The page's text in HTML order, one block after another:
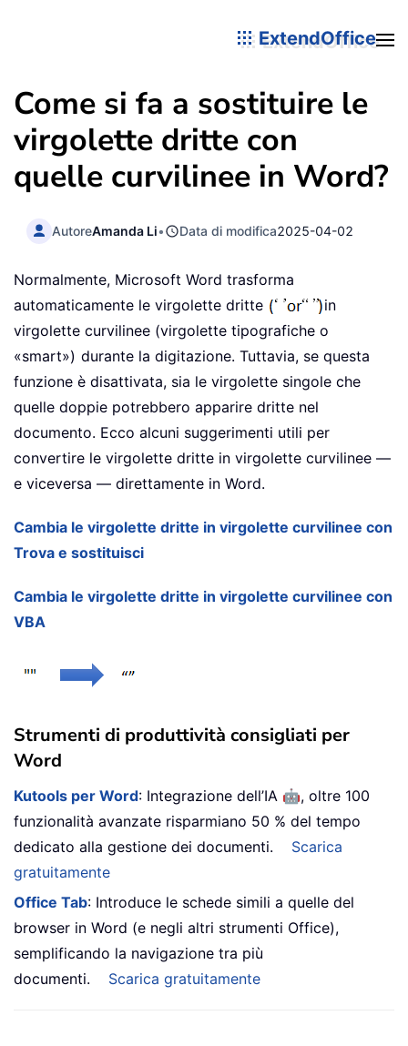
ExtendOffice
Come si fa a sostituire le
virgolette dritte con
quelle curvilinee in Word?
AutoreAmanda Li• Data di modifica2025-04-02
Normalmente, Microsoft Word trasforma
automaticamente le virgolette dritte
in
virgolette curvilinee (virgolette tipografiche o
«smart») durante la digitazione. Tuttavia, se questa
funzione è disattivata, sia le virgolette singole che
quelle doppie potrebbero apparire dritte nel
documento. Ecco alcuni suggerimenti utili per
convertire le virgolette dritte in virgolette curvilinee —
e viceversa — direttamente in Word.
Cambia le virgolette dritte in virgolette curvilinee con
Trova e sostituisci
Cambia le virgolette dritte in virgolette curvilinee con
VBA
Strumenti di produttività consigliati per
Word
Kutools per Word: Integrazione dell’IA 🤖, oltre 100
funzionalità avanzate risparmiano 50 % del tempo
dedicato alla gestione dei documenti.
Scarica
gratuitamente
Office Tab: Introduce le schede simili a quelle del
browser in Word (e negli altri strumenti Office),
semplificando la navigazione tra più
documenti.
Scarica gratuitamente